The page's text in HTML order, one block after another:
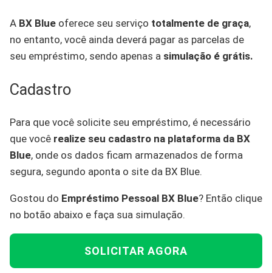
A BX Blue oferece seu serviço totalmente de graça,
no entanto, você ainda deverá pagar as parcelas de
seu empréstimo, sendo apenas a simulação é grátis.
Cadastro
Para que você solicite seu empréstimo, é necessário
que você realize seu cadastro na plataforma da BX
Blue, onde os dados ficam armazenados de forma
segura, segundo aponta o site da BX Blue.
Gostou do Empréstimo Pessoal BX Blue? Então clique
no botão abaixo e faça sua simulação.
SOLICITAR AGORA